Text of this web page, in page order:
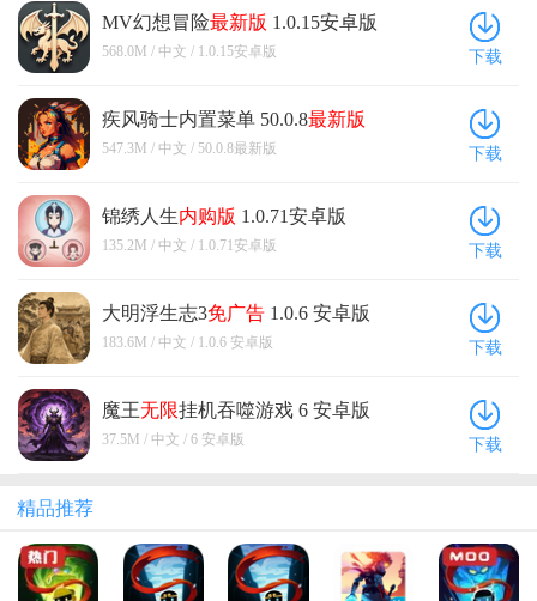
MV幻想冒险最新版 1.0.15安卓版
568.0M / 中文 / 1.0.15安卓版 下载
疾风骑士内置菜单 50.0.8最新版
547.3M / 中文 / 50.0.8最新版 下载
锦绣人生内购版 1.0.71安卓版
135.2M / 中文 / 1.0.71安卓版 下载
大明浮生志3免广告 1.0.6 安卓版
183.6M / 中文 / 1.0.6 安卓版 下载
魔王无限挂机吞噬游戏 6 安卓版
37.5M / 中文 / 6 安卓版 下载
精品推荐